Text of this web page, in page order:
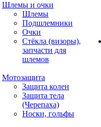
Шлемы и очки
Шлемы
Подшлемники
Очки
Стёкла (визоры),
запчасти для
шлемов
Мотозащита
Защита колен
Защита тела
(Черепаха)
Носки, гольфы